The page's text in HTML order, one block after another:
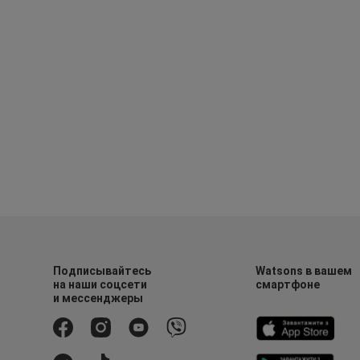
Подписывайтесь
на наши соцсети
и мессенджеры
Watsons в вашем
смартфоне